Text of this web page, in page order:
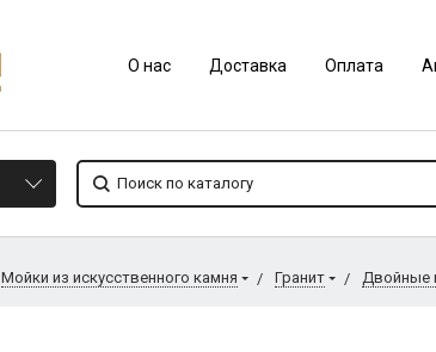
О нас Доставка Оплата
Мойки из искусственного камня Гранит Двойные